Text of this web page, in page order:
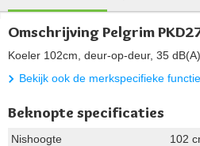
Omschrijving Pelgrim
Koeler 102cm, deur-op-deur, 35
Bekijk ook de merkspecifieke
Beknopte specificaties
Nishoogte
102